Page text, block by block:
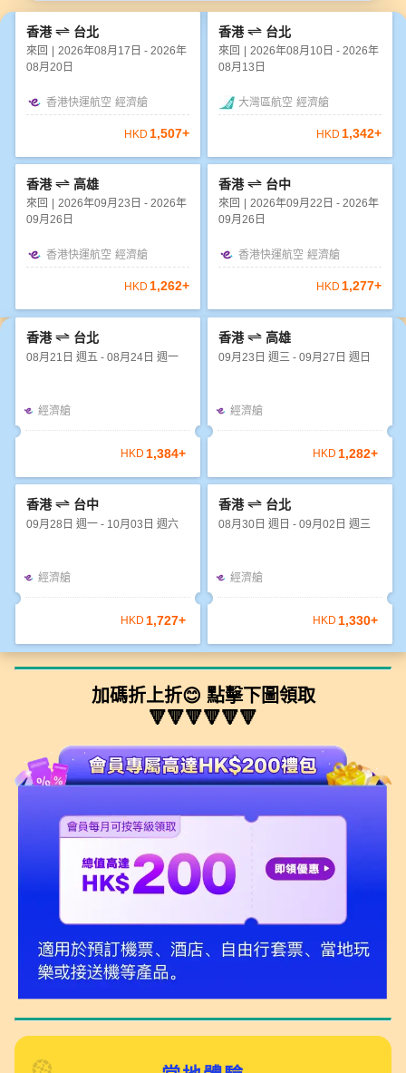
香港 台北
來回
2026年08月17日 - 2026年
08月20日
香港快運航空 經濟艙
HKD 1,507+
香港 台北
來回
2026年08月10日 - 2026年
08月13日
大灣區航空 經濟艙
HKD 1,342+
香港 高雄
來回
2026年09月23日 - 2026年
09月26日
香港快運航空 經濟艙
HKD 1,262+
香港 台中
來回
2026年09月22日 - 2026年
09月26日
香港快運航空 經濟艙
HKD 1,277+
香港 台北
08月21日 週五 - 08月24日 週一
經濟艙
HKD 1,384+
香港 高雄
09月23日 週三 - 09月27日 週日
經濟艙
HKD 1,282+
香港 台中
09月28日 週一 - 10月03日 週六
經濟艙
HKD 1,727+
香港 台北
08月30日 週日 - 09月02日 週三
經濟艙
HKD 1,330+
加碼折上折😊 點擊下圖領取
🔻🔻🔻🔻🔻🔻